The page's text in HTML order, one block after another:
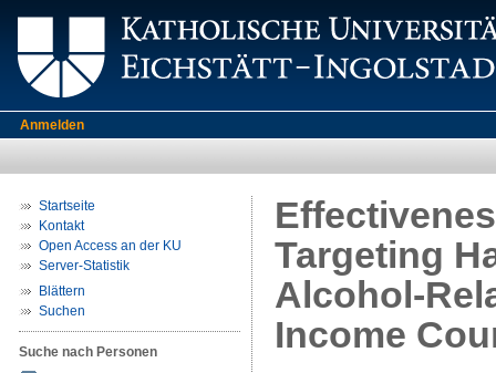
Anmelden
Startseite
Kontakt
Open Access an der KU
Server-Statistik
Blättern
Suchen
Suche nach Personen
Targeting
Alcohol-
Income